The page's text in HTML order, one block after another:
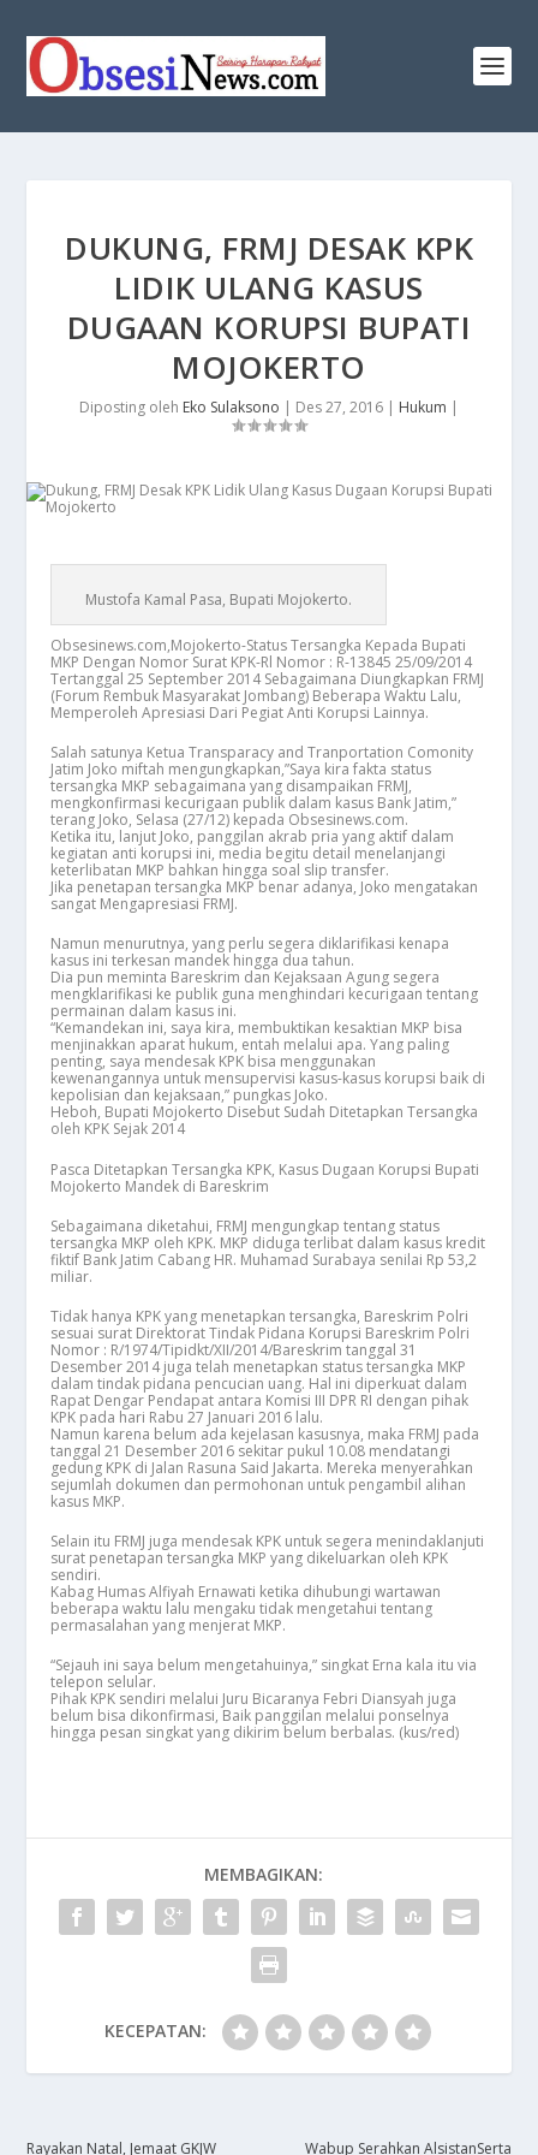
​DUKUNG, FRMJ DESAK KPK
LIDIK ULANG KASUS
DUGAAN KORUPSI BUPATI
MOJOKERTO
Diposting oleh Eko Sulaksono | Des 27, 2016 | Hukum |
Mustofa Kamal Pasa, Bupati Mojokerto.
Obsesinews.com,Mojokerto-Status Tersangka Kepada Bupati
MKP Dengan Nomor Surat KPK-Rl Nomor : R-13845 25/09/2014
Tertanggal 25 September 2014 Sebagaimana Diungkapkan FRMJ
(Forum Rembuk Masyarakat Jombang) Beberapa Waktu Lalu,
Memperoleh Apresiasi Dari Pegiat Anti Korupsi Lainnya.
Salah satunya Ketua Transparacy and Tranportation Comonity
Jatim Joko miftah mengungkapkan,”Saya kira fakta status
tersangka MKP sebagaimana yang disampaikan FRMJ,
mengkonfirmasi kecurigaan publik dalam kasus Bank Jatim,”
terang Joko, Selasa (27/12) kepada Obsesinews.com.
Ketika itu, lanjut Joko, panggilan akrab pria yang aktif dalam
kegiatan anti korupsi ini, media begitu detail menelanjangi
keterlibatan MKP bahkan hingga soal slip transfer.
Jika penetapan tersangka MKP benar adanya, Joko mengatakan
sangat Mengapresiasi FRMJ.
Namun menurutnya, yang perlu segera diklarifikasi kenapa
kasus ini terkesan mandek hingga dua tahun.
Dia pun meminta Bareskrim dan Kejaksaan Agung segera
mengklarifikasi ke publik guna menghindari kecurigaan tentang
permainan dalam kasus ini.
“Kemandekan ini, saya kira, membuktikan kesaktian MKP bisa
menjinakkan aparat hukum, entah melalui apa. Yang paling
penting, saya mendesak KPK bisa menggunakan
kewenangannya untuk mensupervisi kasus-kasus korupsi baik di
kepolisian dan kejaksaan,” pungkas Joko.
Heboh, Bupati Mojokerto Disebut Sudah Ditetapkan Tersangka
oleh KPK Sejak 2014
Pasca Ditetapkan Tersangka KPK, Kasus Dugaan Korupsi Bupati
Mojokerto Mandek di Bareskrim
Sebagaimana diketahui, FRMJ mengungkap tentang status
tersangka MKP oleh KPK. MKP diduga terlibat dalam kasus kredit
fiktif Bank Jatim Cabang HR. Muhamad Surabaya senilai Rp 53,2
miliar.
Tidak hanya KPK yang menetapkan tersangka, Bareskrim Polri
sesuai surat Direktorat Tindak Pidana Korupsi Bareskrim Polri
Nomor : R/1974/Tipidkt/XII/2014/Bareskrim tanggal 31
Desember 2014 juga telah menetapkan status tersangka MKP
dalam tindak pidana pencucian uang. Hal ini diperkuat dalam
Rapat Dengar Pendapat antara Komisi III DPR RI dengan pihak
KPK pada hari Rabu 27 Januari 2016 lalu.
Namun karena belum ada kejelasan kasusnya, maka FRMJ pada
tanggal 21 Desember 2016 sekitar pukul 10.08 mendatangi
gedung KPK di Jalan Rasuna Said Jakarta. Mereka menyerahkan
sejumlah dokumen dan permohonan untuk pengambil alihan
kasus MKP.
Selain itu FRMJ juga mendesak KPK untuk segera menindaklanjuti
surat penetapan tersangka MKP yang dikeluarkan oleh KPK
sendiri.
Kabag Humas Alfiyah Ernawati ketika dihubungi wartawan
beberapa waktu lalu mengaku tidak mengetahui tentang
permasalahan yang menjerat MKP.
“Sejauh ini saya belum mengetahuinya,” singkat Erna kala itu via
telepon selular.
Pihak KPK sendiri melalui Juru Bicaranya Febri Diansyah juga
belum bisa dikonfirmasi, Baik panggilan melalui ponselnya
hingga pesan singkat yang dikirim belum berbalas. (kus/red)
MEMBAGIKAN:
KECEPATAN:
​Rayakan Natal, Jemaat GKJW Wabup Serahkan AlsistanSerta